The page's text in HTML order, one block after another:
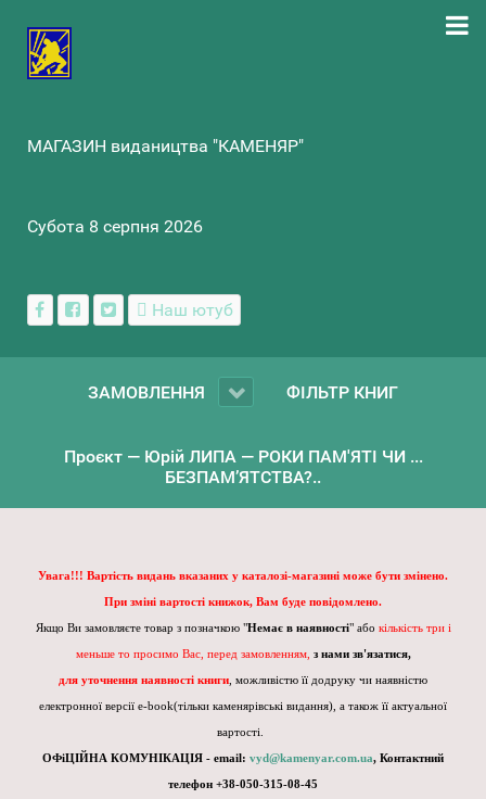
МАГАЗИН видаництва "КАМЕНЯР"
Субота 8 серпня 2026
Наш ютуб
ЗАМОВЛЕННЯ ФІЛЬТР КНИГ
Проєкт — Юрій ЛИПА — РОКИ ПАМ'ЯТІ ЧИ ...
БЕЗПАМ’ЯТСТВА?..
Увага!!! Вартість видань вказаних у каталозі-магазині може бути змінено.
При зміні вартості книжок, Вам буде повідомлено.
Якщо Ви замовляєте товар з позначкою "Немає в наявності" або кількість три і
меньше то просимо Вас, перед замовленням, з нами зв'язатися,
для уточнення наявності книги , можливістю її додруку чи наявністю
електронної версії e-book(тільки каменярівські видання), а також її актуальної
вартості.
ОФіЦІЙНА КОМУНІКАЦІЯ - email: vyd@kamenyar.com.ua, Контактний
телефон +38-050-315-08-45